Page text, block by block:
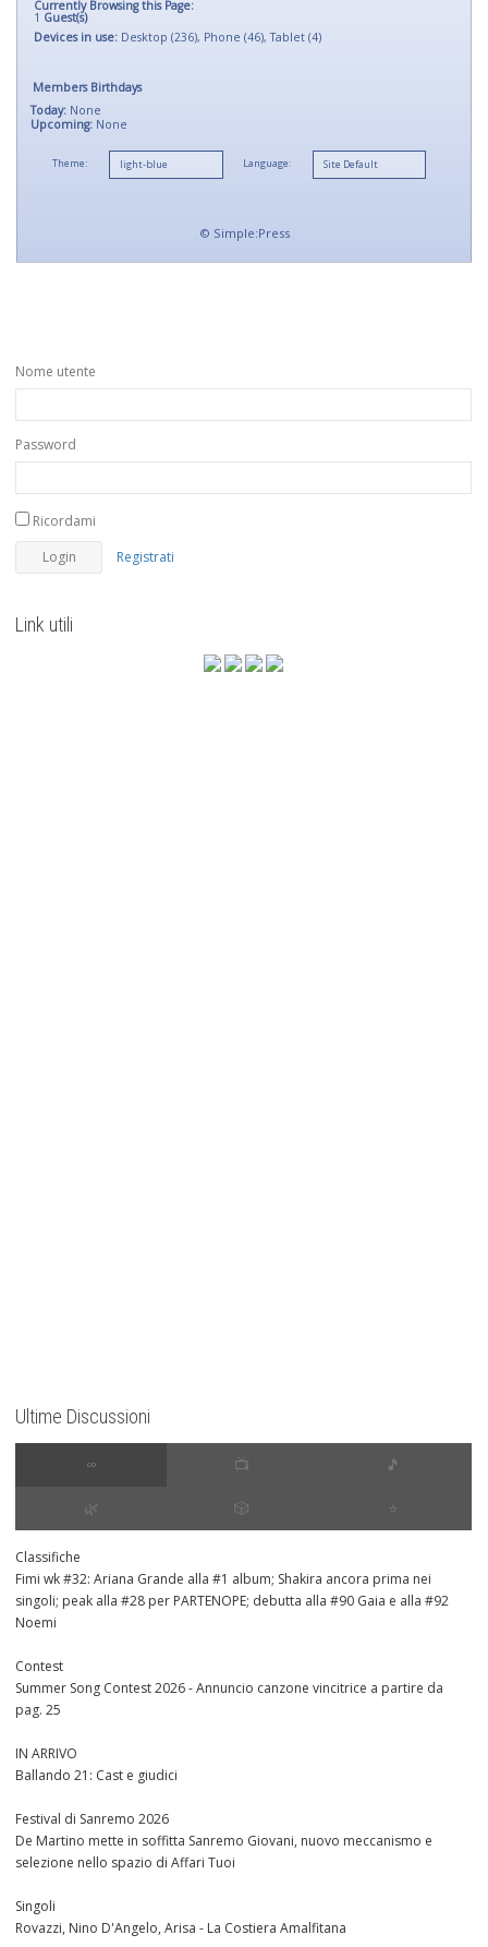
Currently Browsing this Page:
1 Guest(s)
Devices in use: Desktop (236), Phone (46), Tablet (4)
Members Birthdays
Today: None
Upcoming: None
Theme: Language:
© Simple:Press
Nome utente
Password
Ricordami
Registrati
Link utili
Ultime Discussioni
∞ 📺 🎵
🌿 🎲 ⭐️
Classifiche
Fimi wk #32: Ariana Grande alla #1 album; Shakira ancora prima nei
singoli; peak alla #28 per PARTENOPE; debutta alla #90 Gaia e alla #92
Noemi
Contest
Summer Song Contest 2026 - Annuncio canzone vincitrice a partire da
pag. 25
IN ARRIVO
Ballando 21: Cast e giudici
Festival di Sanremo 2026
De Martino mette in soffitta Sanremo Giovani, nuovo meccanismo e
selezione nello spazio di Affari Tuoi
Singoli
Rovazzi, Nino D'Angelo, Arisa - La Costiera Amalfitana